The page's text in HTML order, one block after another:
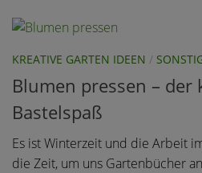
KREATIVE GARTEN IDEEN /
Blumen pressen – der
Bastelspaß
Es ist Winterzeit und die Arbeit
die Zeit, um uns Gartenbücher